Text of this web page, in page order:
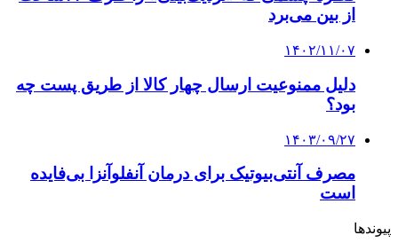
از بین می‌برد
۱۴۰۲/۱۱/۰۷
دلیل ممنوعیت ارسال چهار کالا از طریق پست چه
بود؟
۱۴۰۳/۰۹/۲۷
مصرف آنتی‌بیوتیک برای درمان آنفلوآنزا بی‌فایده
است
پیوندها